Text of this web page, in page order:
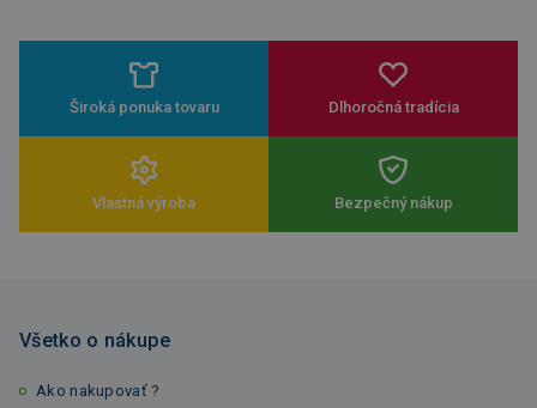
Široká ponuka tovaru Dlhoročná tradícia
Vlastná výroba Bezpečný nákup
Všetko o nákupe
Ako nakupovať ?